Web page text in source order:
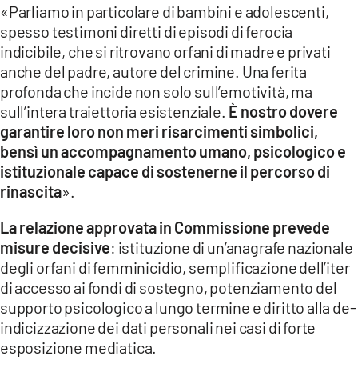
App
ANDROID
APPLE
«Parliamo in particolare di bambini e adolescenti,
spesso testimoni diretti di episodi di ferocia
indicibile, che si ritrovano orfani di madre e privati
anche del padre, autore del crimine. Una ferita
profonda che incide non solo sull’emotività, ma
sull’intera traiettoria esistenziale. È nostro dovere
garantire loro non meri risarcimenti simbolici,
bensì un accompagnamento umano, psicologico e
istituzionale capace di sostenerne il percorso di
rinascita».
La relazione approvata in Commissione prevede
misure decisive: istituzione di un’anagrafe nazionale
degli orfani di femminicidio, semplificazione dell’iter
di accesso ai fondi di sostegno, potenziamento del
supporto psicologico a lungo termine e diritto alla de-
indicizzazione dei dati personali nei casi di forte
esposizione mediatica.